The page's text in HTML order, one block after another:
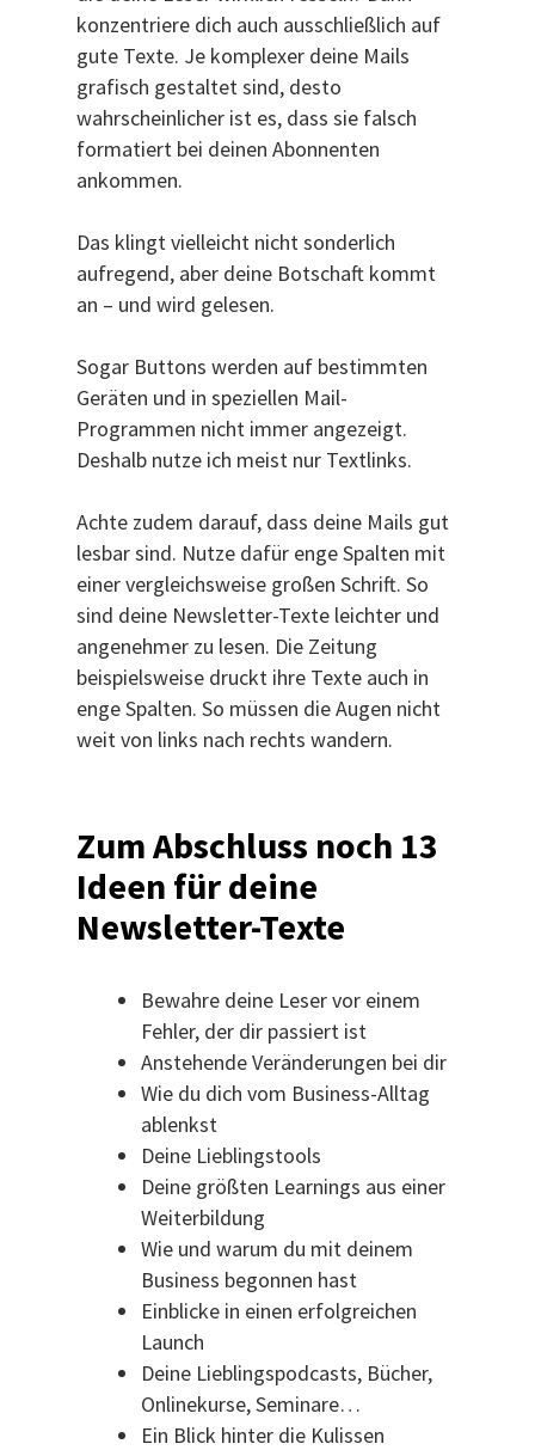
konzentriere dich auch ausschließlich auf
gute Texte. Je komplexer deine Mails
grafisch gestaltet sind, desto
wahrscheinlicher ist es, dass sie falsch
formatiert bei deinen Abonnenten
ankommen.
Das klingt vielleicht nicht sonderlich
aufregend, aber deine Botschaft kommt
an – und wird gelesen.
Sogar Buttons werden auf bestimmten
Geräten und in speziellen Mail-
Programmen nicht immer angezeigt.
Deshalb nutze ich meist nur Textlinks.
Achte zudem darauf, dass deine Mails gut
lesbar sind. Nutze dafür enge Spalten mit
einer vergleichsweise großen Schrift. So
sind deine Newsletter-Texte leichter und
angenehmer zu lesen. Die Zeitung
beispielsweise druckt ihre Texte auch in
enge Spalten. So müssen die Augen nicht
weit von links nach rechts wandern.
Zum Abschluss noch 13
Ideen für deine
Newsletter-Texte
Bewahre deine Leser vor einem
Fehler, der dir passiert ist
Anstehende Veränderungen bei dir
Wie du dich vom Business-Alltag
ablenkst
Deine Lieblingstools
Deine größten Learnings aus einer
Weiterbildung
Wie und warum du mit deinem
Business begonnen hast
Einblicke in einen erfolgreichen
Launch
Deine Lieblingspodcasts, Bücher,
Onlinekurse, Seminare…
Ein Blick hinter die Kulissen